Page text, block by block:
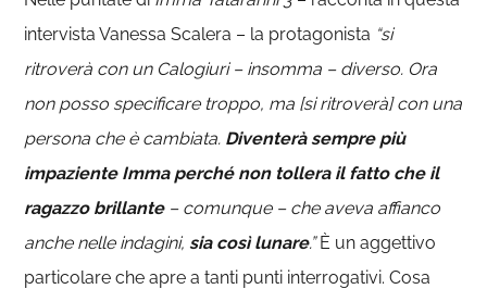
intervista Vanessa Scalera – la protagonista “si
ritroverà con un Calogiuri – insomma – diverso. Ora
non posso specificare troppo, ma [si ritroverà] con una
persona che è cambiata. Diventerà sempre più
impaziente Imma perché non tollera il fatto che il
ragazzo brillante– comunque – che aveva affianco
anche nelle indagini, sia così lunare.”È un aggettivo
particolare che apre a tanti punti interrogativi. Cosa